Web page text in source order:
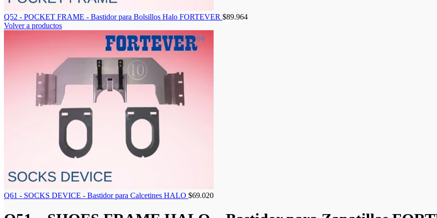
Q52 - POCKET FRAME - Bastidor para Bolsillos Halo FORTEVER $89.964
Volver a productos
Q61 - SOCKS DEVICE - Bastidor para Calcetines HALO $69.020